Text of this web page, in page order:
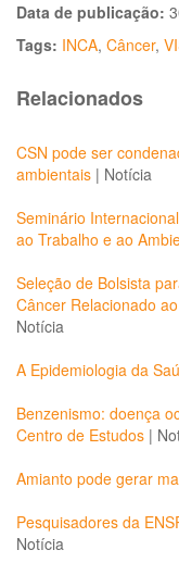
Data de publicação:
Tags: INCA, Câncer,
Relacionados
CSN pode ser
ambientais | Notícia
Seminário
ao Trabalho e ao
Seleção de Bolsista
Câncer Relacionado
Notícia
A Epidemiologia da
Benzenismo: doença
Centro de Estudos |
Amianto pode gerar
Pesquisadores da
Notícia